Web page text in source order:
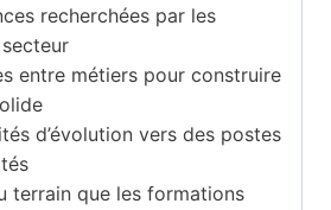
recherchées par les
entre métiers pour construire
d’évolution vers des postes
terrain que les formations